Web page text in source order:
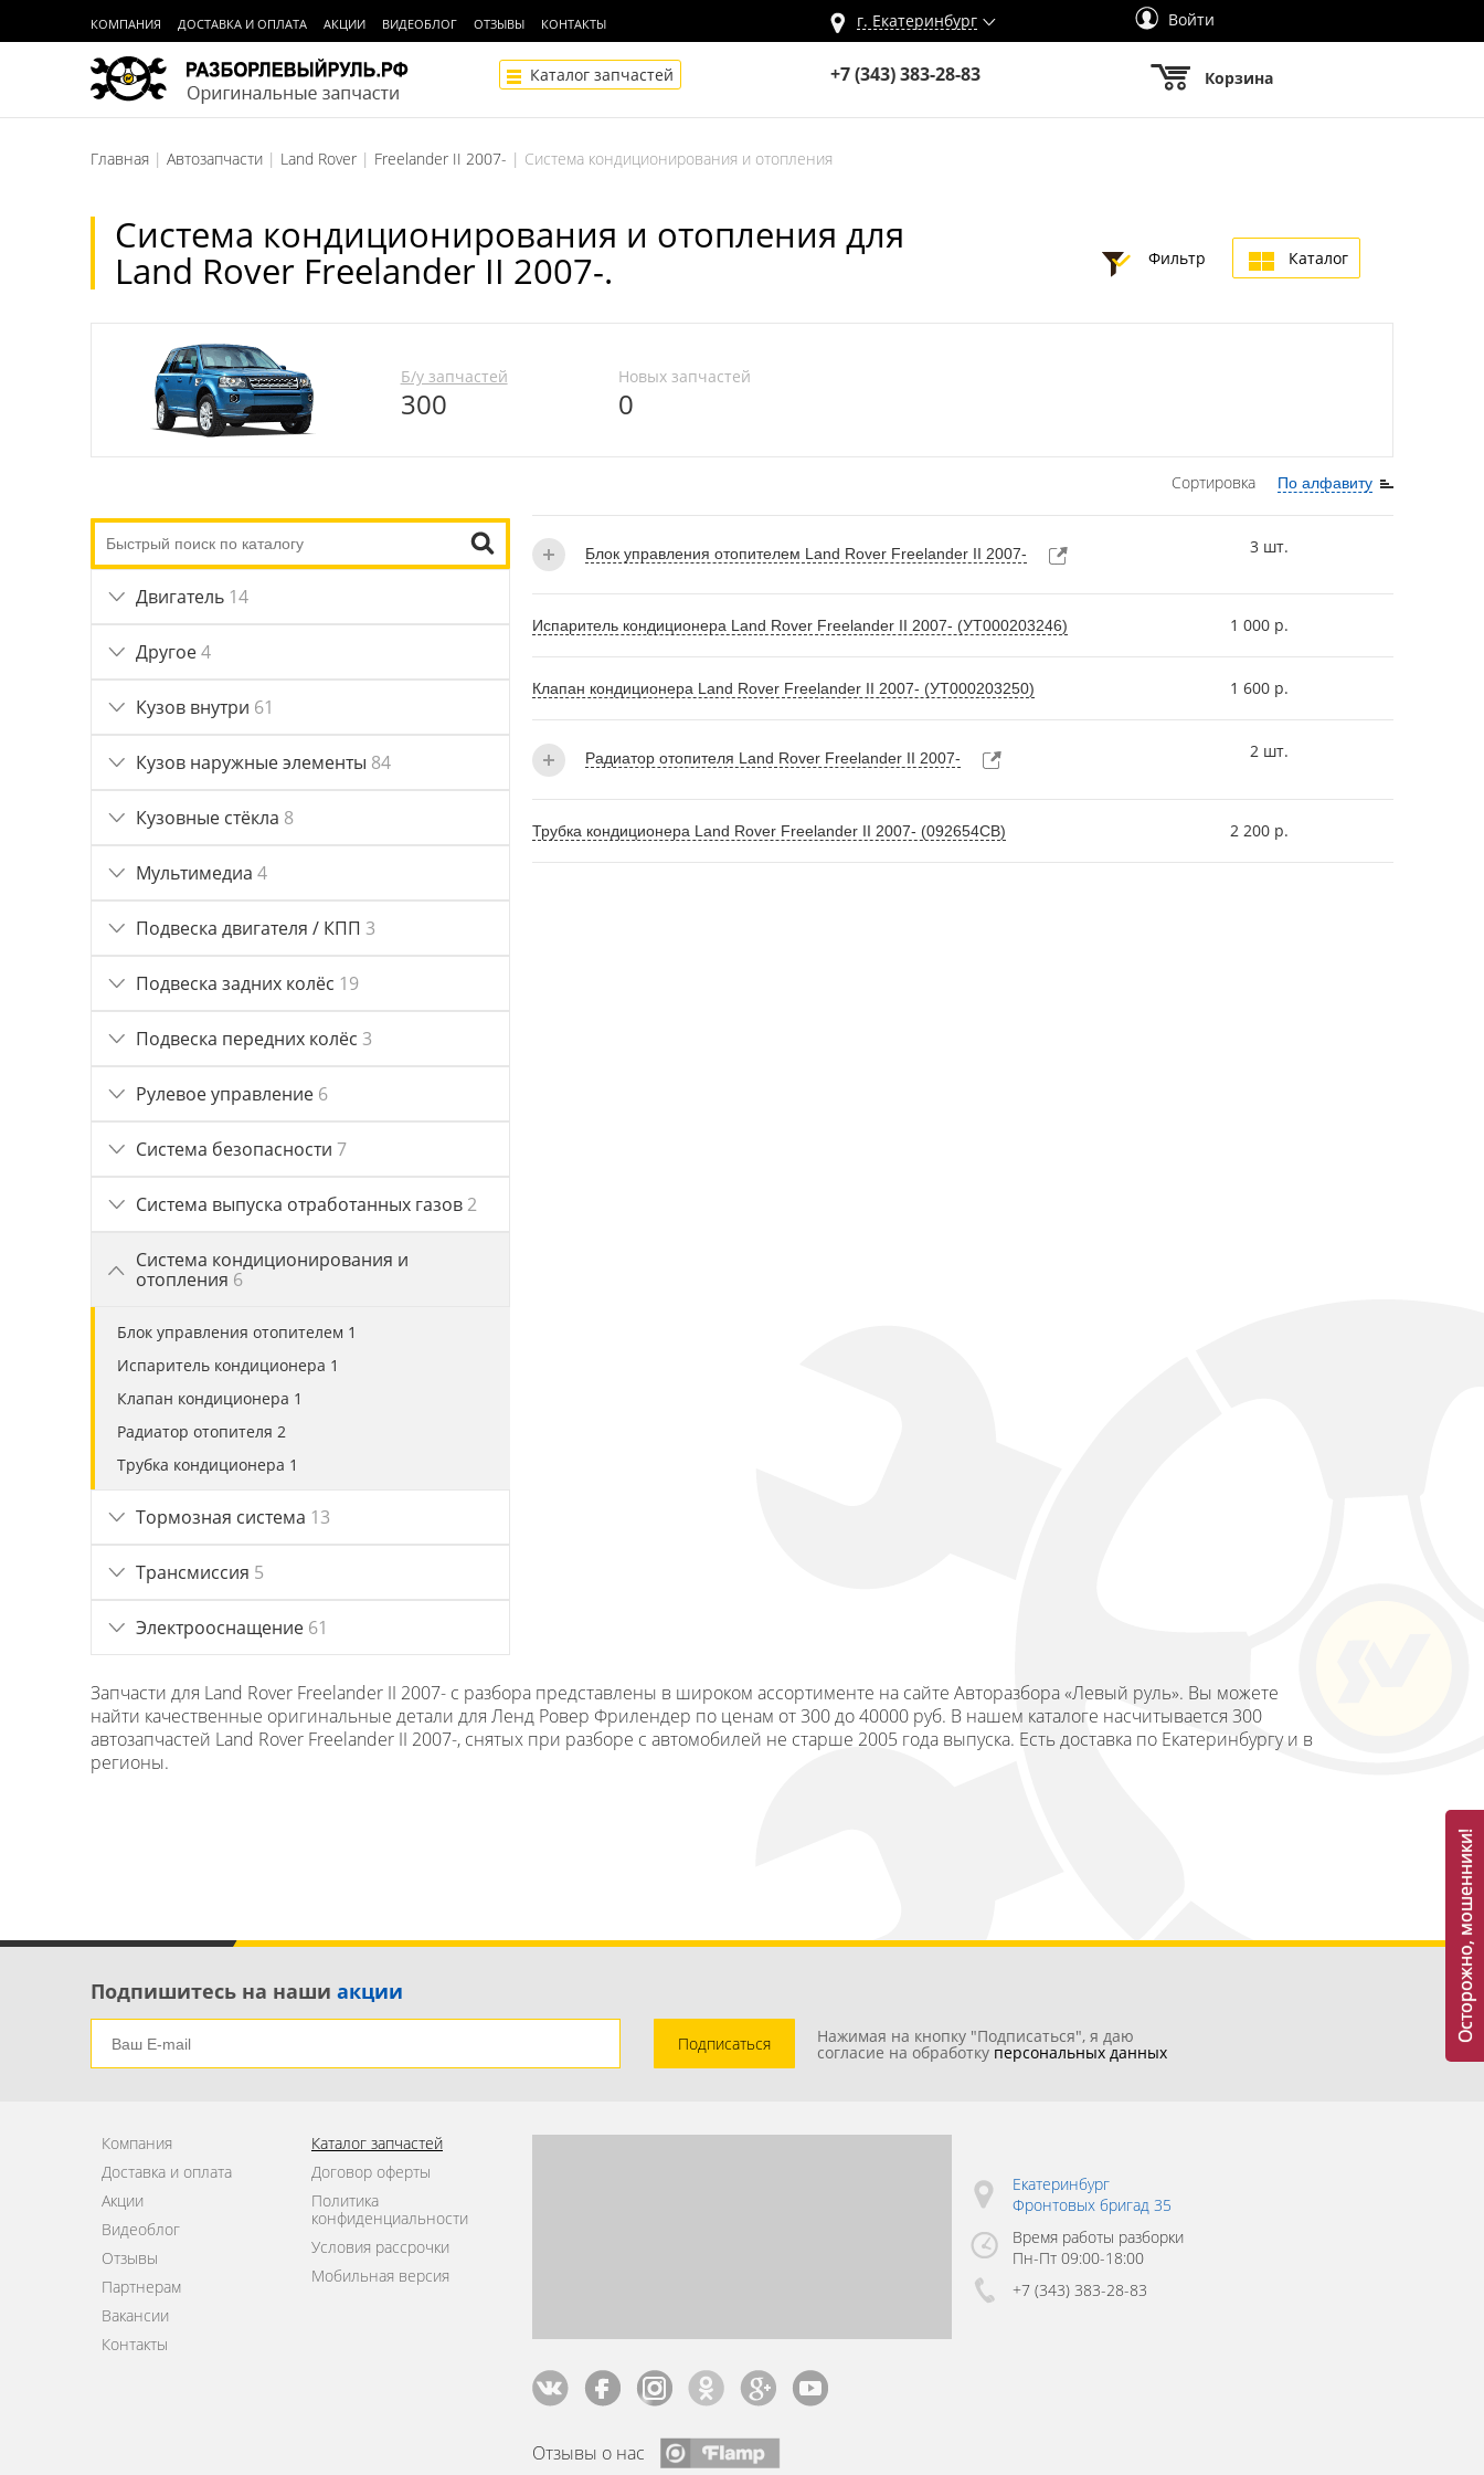
КОМПАНИЯ ДОСТАВКА И ОПЛАТА АКЦИИ ВИДЕОБЛОГ ОТЗЫВЫ КОНТАКТЫ г. Екатеринбург Войти
Каталог запчастей +7 (343) 383-28-83 Корзина
Главная Автозапчасти Land Rover Freelander II 2007- Система кондиционирования и отопления
Система кондиционирования и отопления для
Land Rover Freelander II 2007-. Фильтр Каталог
Б/у запчастей
300
Новых запчастей
0
Двигатель 14
Другое4
Кузов внутри 61
Кузов наружные элементы 84
Кузовные стёкла 8
Мультимедиа 4
Подвеска двигателя / КПП 3
Подвеска задних колёс 19
Подвеска передних колёс 3
Рулевое управление 6
Система безопасности 7
Система выпуска отработанных газов 2
Система кондиционирования и
отопления 6
Блок управления отопителем 1
Испаритель кондиционера 1
Клапан кондиционера 1
Радиатор отопителя 2
Трубка кондиционера 1
Тормозная система 13
Трансмиссия 5
Электрооснащение 61
Сортировка По алфавиту
Блок управления отопителем Land Rover Freelander II 2007- 3 шт.
Испаритель кондиционера Land Rover Freelander II 2007- (УТ000203246) 1 000 р.
Клапан кондиционера Land Rover Freelander II 2007- (УТ000203250) 1 600 р.
Радиатор отопителя Land Rover Freelander II 2007- 2 шт.
Трубка кондиционера Land Rover Freelander II 2007- (092654СВ) 2 200 р.
Запчасти для Land Rover Freelander II 2007- с разбора представлены в широком ассортименте на сайте Авторазбора «Левый руль». Вы можете
найти качественные оригинальные детали для Ленд Ровер Фрилендер по ценам от 300 до 40000 руб. В нашем каталоге насчитывается 300
автозапчастей Land Rover Freelander II 2007-, снятых при разборе с автомобилей не старше 2005 года выпуска. Есть доставка по Екатеринбургу и в
регионы.
Подпишитесь на наши акции
Подписаться Нажимая на кнопку "Подписаться", я даю
согласие на обработку персональных данных
Компания
Доставка и оплата
Акции
Видеоблог
Отзывы
Партнерам
Вакансии
Контакты
Каталог запчастей
Договор оферты
Политика
конфиденциальности
Условия рассрочки
Мобильная версия
Отзывы о нас
Екатеринбург
Фронтовых бригад 35
Время работы разборки
Пн-Пт 09:00-18:00
+7 (343) 383-28-83
Осторожно, мошенники!